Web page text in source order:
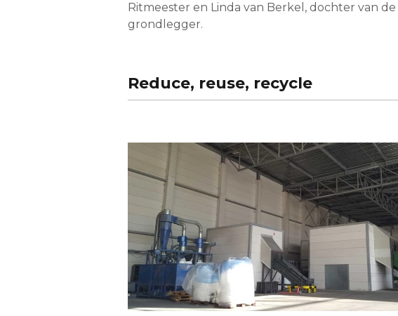
Ritmeester en Linda van Berkel, dochter van de
grondlegger.
Reduce, reuse, recycle